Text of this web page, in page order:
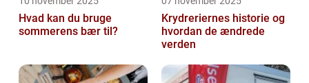
Hvad kan du bruge
sommerens bær til?
Krydreriernes historie og
hvordan de ændrede
verden